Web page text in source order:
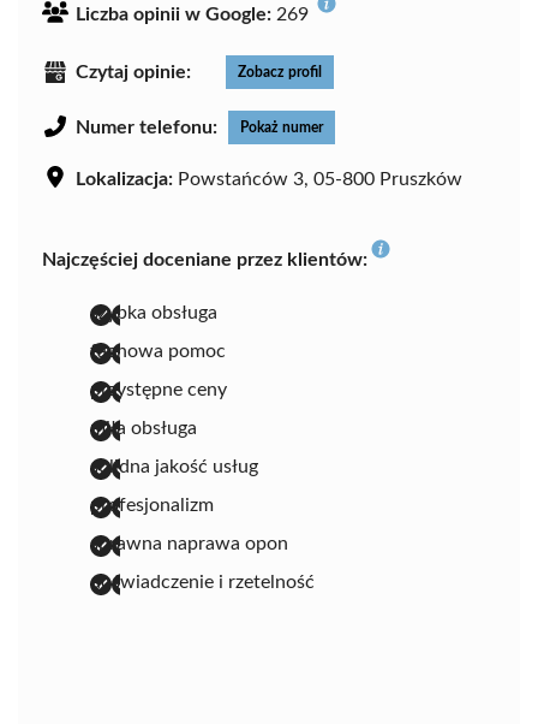
Liczba opinii w Google: 269
Czytaj opinie: Zobacz profil
Numer telefonu: Pokaż numer
Lokalizacja: Powstańców 3, 05-800 Pruszków
Najczęściej doceniane przez klientów:
szybka obsługa
fachowa pomoc
przystępne ceny
miła obsługa
solidna jakość usług
profesjonalizm
sprawna naprawa opon
doświadczenie i rzetelność